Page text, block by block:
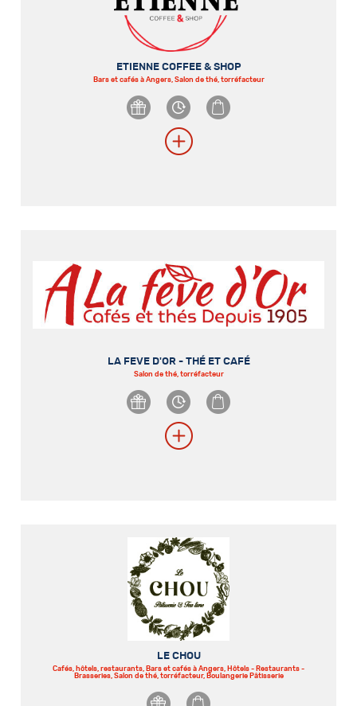
ETIENNE COFFEE & SHOP
Bars et cafés à Angers, Salon de thé, torréfacteur
LA FEVE D'OR - THÉ ET CAFÉ
Salon de thé, torréfacteur
LE CHOU
Cafés, hôtels, restaurants, Bars et cafés à Angers, Hôtels - Restaurants -
Brasseries, Salon de thé, torréfacteur, Boulangerie Pâtisserie